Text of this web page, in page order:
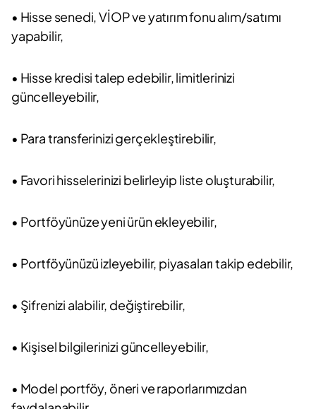
• Hisse senedi, VİOP ve yatırım fonu alım/satımı
yapabilir,
• Hisse kredisi talep edebilir, limitlerinizi
güncelleyebilir,
• Para transferinizi gerçekleştirebilir,
• Favori hisselerinizi belirleyip liste oluşturabilir,
• Portföyünüze yeni ürün ekleyebilir,
• Portföyünüzü izleyebilir, piyasaları takip edebilir,
• Şifrenizi alabilir, değiştirebilir,
• Kişisel bilgilerinizi güncelleyebilir,
• Model portföy, öneri ve raporlarımızdan